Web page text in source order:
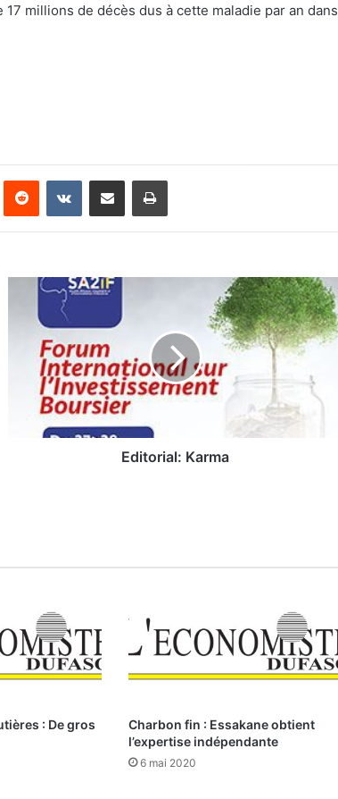
millions de décès dus à cette maladie par an dans
Editorial: Karma
: De gros
Charbon fin : Essakane obtient
l’expertise indépendante
6 mai 2020